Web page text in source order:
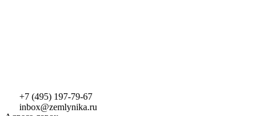
+7 (495) 197-79-67
inbox@zemlynika.ru